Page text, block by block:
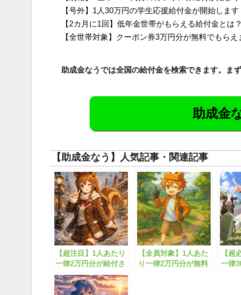
【号外】1人30万円の学生応援給付金が開始します
【2カ月に1回】低年金世帯がもらえる給付金とは？
【全世帯対象】クーポン券3万円分が無料でもらえ
助成金なうでは全国の給付金を検索できます。ま
助成金
【助成金なう】人気記事・関連記事
【超注目】1人あたり
一律2万円分が給付さ
れまし!!
【全員対象】1人あた
り一律2万円分が無料
【超
一律